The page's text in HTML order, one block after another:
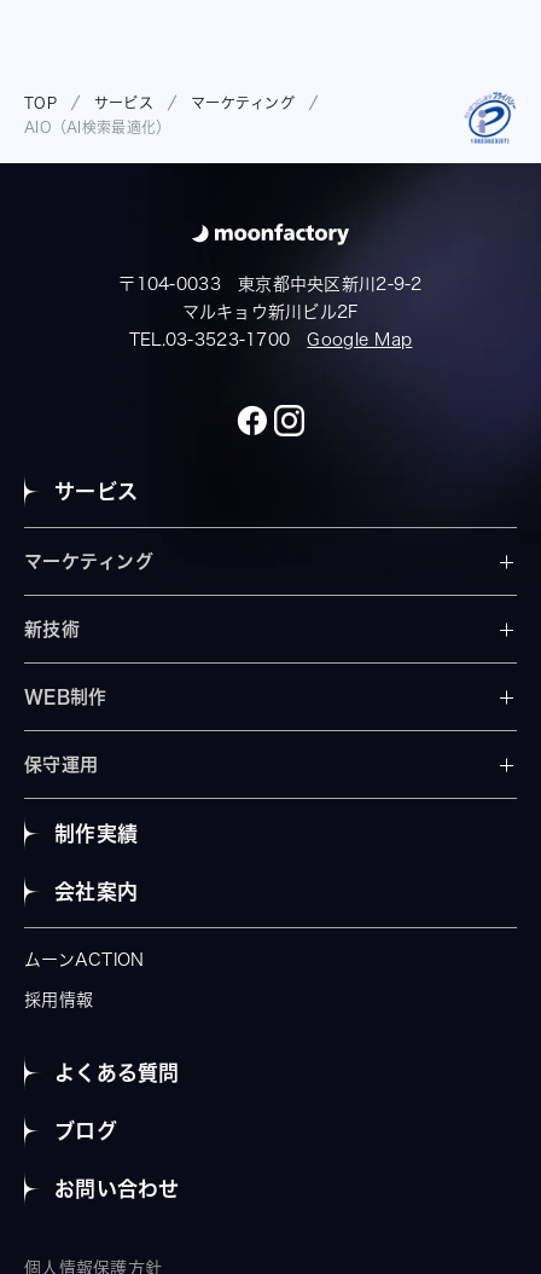
TOP サービス
マーケティング
AIO（AI検索最適化）
〒104-0033 東京都中央区新川2-9-2
マルキョウ新川ビル2F
TEL.03-3523-1700Google Map
サービス
マーケティング
新技術
WEB制作
保守運用
制作実績
会社案内
ムーンACTION
採用情報
よくある質問
ブログ
お問い合わせ
個人情報保護方針